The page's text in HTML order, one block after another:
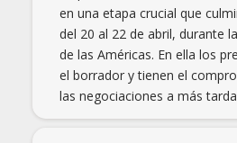
en una etapa crucial que
del 20 al 22 de abril, durante
de las Américas. En ella los
el borrador y tienen el
las negociaciones a más